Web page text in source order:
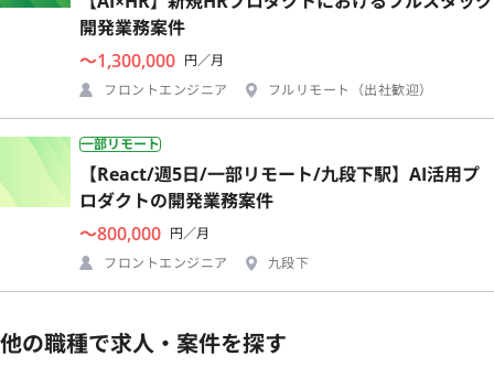
開発業務案件
〜1,300,000 円／月
フロントエンジニア
フルリモート（出社歓迎）
一部リモート
【React/週5日/一部リモート/九段下駅】AI活用プ
ロダクトの開発業務案件
〜800,000 円／月
フロントエンジニア
九段下
他の職種で求人・案件を探す